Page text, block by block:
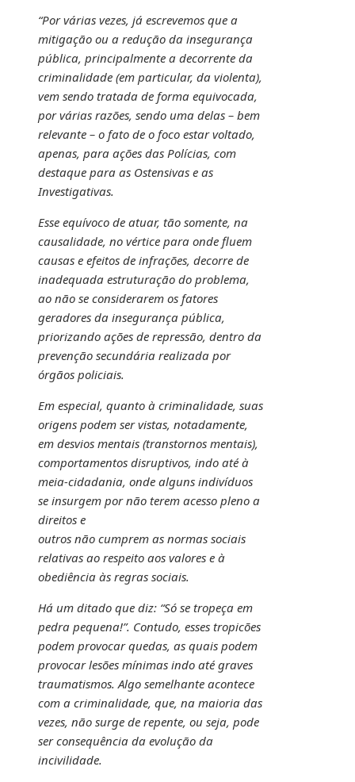
“Por várias vezes, já escrevemos que a
mitigação ou a redução da insegurança
pública, principalmente a decorrente da
criminalidade (em particular, da violenta),
vem sendo tratada de forma equivocada,
por várias razões, sendo uma delas – bem
relevante – o fato de o foco estar voltado,
apenas, para ações das Polícias, com
destaque para as Ostensivas e as
Investigativas.
Esse equívoco de atuar, tão somente, na
causalidade, no vértice para onde fluem
causas e efeitos de infrações, decorre de
inadequada estruturação do problema,
ao não se considerarem os fatores
geradores da insegurança pública,
priorizando ações de repressão, dentro da
prevenção secundária realizada por
órgãos policiais.
Em especial, quanto à criminalidade, suas
origens podem ser vistas, notadamente,
em desvios mentais (transtornos mentais),
comportamentos disruptivos, indo até à
meia-cidadania, onde alguns indivíduos
se insurgem por não terem acesso pleno a
direitos e
outros não cumprem as normas sociais
relativas ao respeito aos valores e à
obediência às regras sociais.
Há um ditado que diz: “Só se tropeça em
pedra pequena!”. Contudo, esses tropicões
podem provocar quedas, as quais podem
provocar lesões mínimas indo até graves
traumatismos. Algo semelhante acontece
com a criminalidade, que, na maioria das
vezes, não surge de repente, ou seja, pode
ser consequência da evolução da
incivilidade.